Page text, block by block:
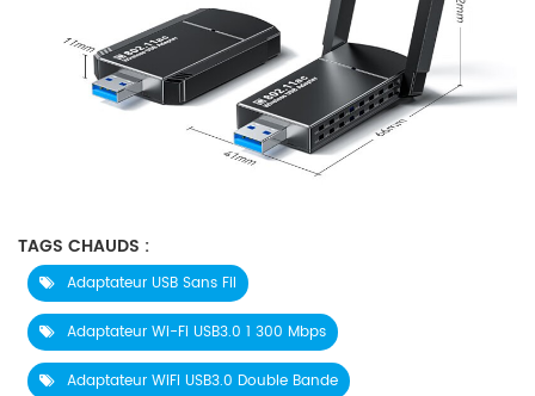
TAGS CHAUDS :
Adaptateur USB Sans Fil
Adaptateur Wi-Fi USB3.0 1 300 Mbps
Adaptateur WiFi USB3.0 Double Bande